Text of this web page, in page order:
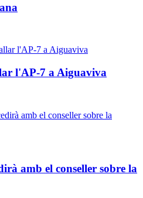
l'AP-7 a Aiguaviva
amb el conseller sobre la